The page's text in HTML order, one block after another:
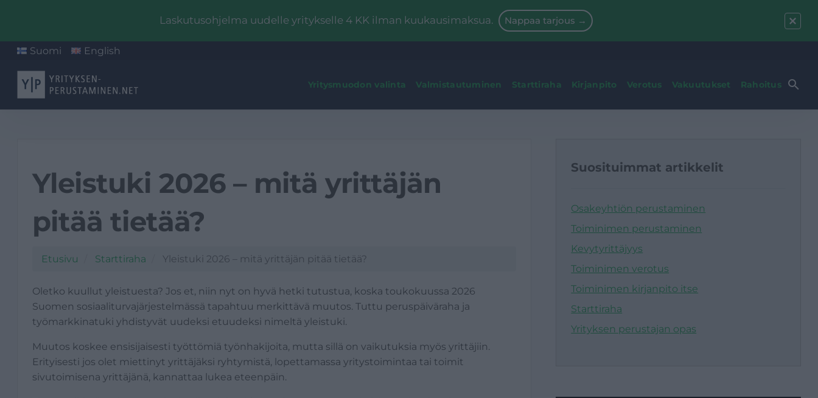
Laskutusohjelma uudelle yritykselle 4 KK ilman kuukausimaksua. Nappaa tarjous →
Suomi English
Yritysmuodon valinta Valmistautuminen Starttiraha Kirjanpito Verotus Vakuutukset Rahoitus
Yleistuki 2026 – mitä yrittäjän
pitää tietää?
Etusivu Starttiraha Yleistuki 2026 – mitä yrittäjän pitää tietää?
Oletko kuullut yleistuesta? Jos et, niin nyt on hyvä hetki tutustua, koska toukokuussa 2026
Suomen sosiaaliturvajärjestelmässä tapahtuu merkittävä muutos. Tuttu peruspäiväraha ja
työmarkkinatuki yhdistyvät uudeksi etuudeksi nimeltä yleistuki.
Muutos koskee ensisijaisesti työttömiä työnhakijoita, mutta sillä on vaikutuksia myös yrittäjiin.
Erityisesti jos olet miettinyt yrittäjäksi ryhtymistä, lopettamassa yritystoimintaa tai toimit
sivutoimisena yrittäjänä, kannattaa lukea eteenpäin.
Suosituimmat artikkelit
Osakeyhtiön perustaminen
Toiminimen perustaminen
Kevytyrittäjyys
Toiminimen verotus
Toiminimen kirjanpito itse
Starttiraha
Yrityksen perustajan opas